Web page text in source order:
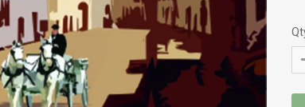
SELF HELP
SERVICE STORY
SEXOLOGY